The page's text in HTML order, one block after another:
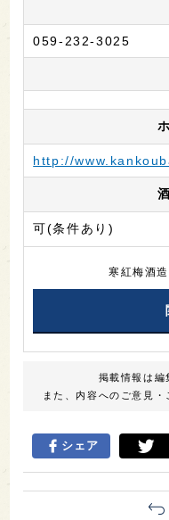
059-232-3025
http://
可(条件あり)
寒紅梅酒
掲載情報は編
また、内容へのご意見・
シェア